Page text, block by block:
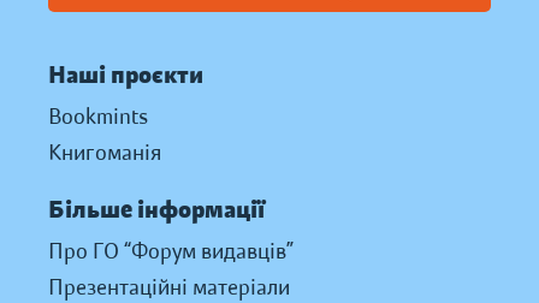
Наші проєкти
Bookmints
Книгоманія
Більше інформації
Про ГО “Форум видавців”
Презентаційні матеріали